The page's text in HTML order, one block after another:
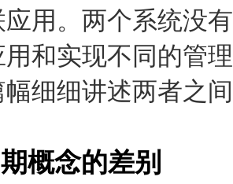
用。两个系统没
用和实现不同的管
细细讲述两者之
概念的差别